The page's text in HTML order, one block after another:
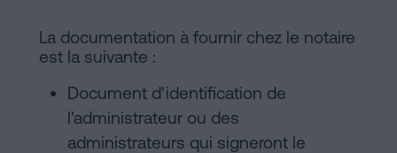
La documentation à fournir chez le notaire
est la suivante :
Document d'identification de
l'administrateur ou des
administrateurs qui signeront le